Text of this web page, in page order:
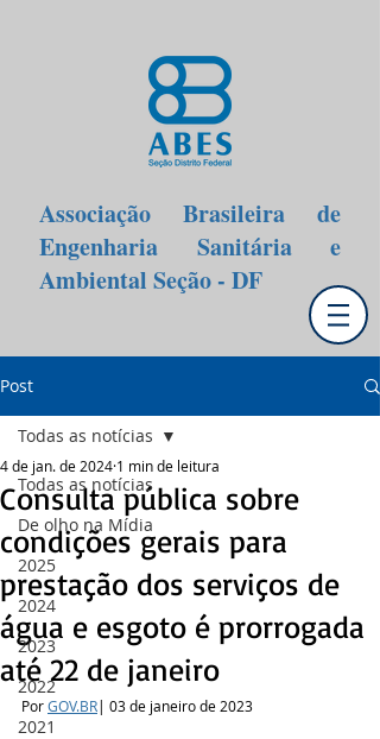
Associação Brasileira de
Engenharia Sanitária e
Ambiental Seção - DF
Post
Todas as notícias
De olho na Mídia
2025
2024
2023
2022
2021
Todas as notícias
Consulta pública sobre
condições gerais para
prestação dos serviços de
água e esgoto é prorrogada
até 22 de janeiro
4 de jan. de 2024 1 min de leitura
Por GOV.BR| 03 de janeiro de 2023